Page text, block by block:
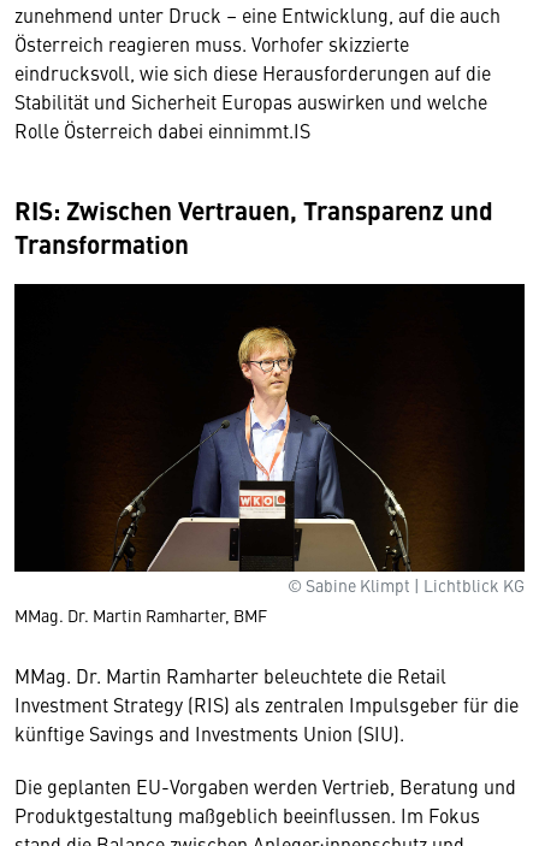
zunehmend unter Druck – eine Entwicklung, auf die auch
Österreich reagieren muss. Vorhofer skizzierte
eindrucksvoll, wie sich diese Herausforderungen auf die
Stabilität und Sicherheit Europas auswirken und welche
Rolle Österreich dabei einnimmt.IS
RIS: Zwischen Vertrauen, Transparenz und
Transformation
© Sabine Klimpt | Lichtblick KG
MMag. Dr. Martin Ramharter, BMF
MMag. Dr. Martin Ramharter beleuchtete die Retail
Investment Strategy (RIS) als zentralen Impulsgeber für die
künftige Savings and Investments Union (SIU).
Die geplanten EU-Vorgaben werden Vertrieb, Beratung und
Produktgestaltung maßgeblich beeinflussen. Im Fokus